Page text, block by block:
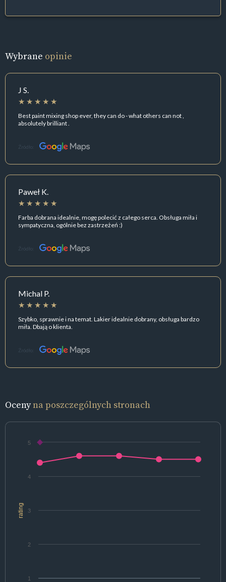
Wybrane opinie
J S.
Best paint mixing shop ever, they can do - what others can not ,
absolutely brilliant .
Źródło:
Paweł K.
Farba dobrana idealnie, mogę polecić z całego serca. Obsługa miła i
sympatyczna, ogólnie bez zastrzeżeń :)
Źródło:
Michal P.
Szybko, sprawnie i na temat. Lakier idealnie dobrany, obsługa bardzo
miła. Dbają o klienta.
Źródło:
Ocenyna poszczególnych stronach
rating
1
2
3
4
5